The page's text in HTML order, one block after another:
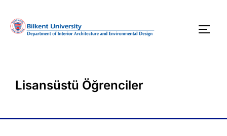
geç
Lisansüstü Öğrenciler